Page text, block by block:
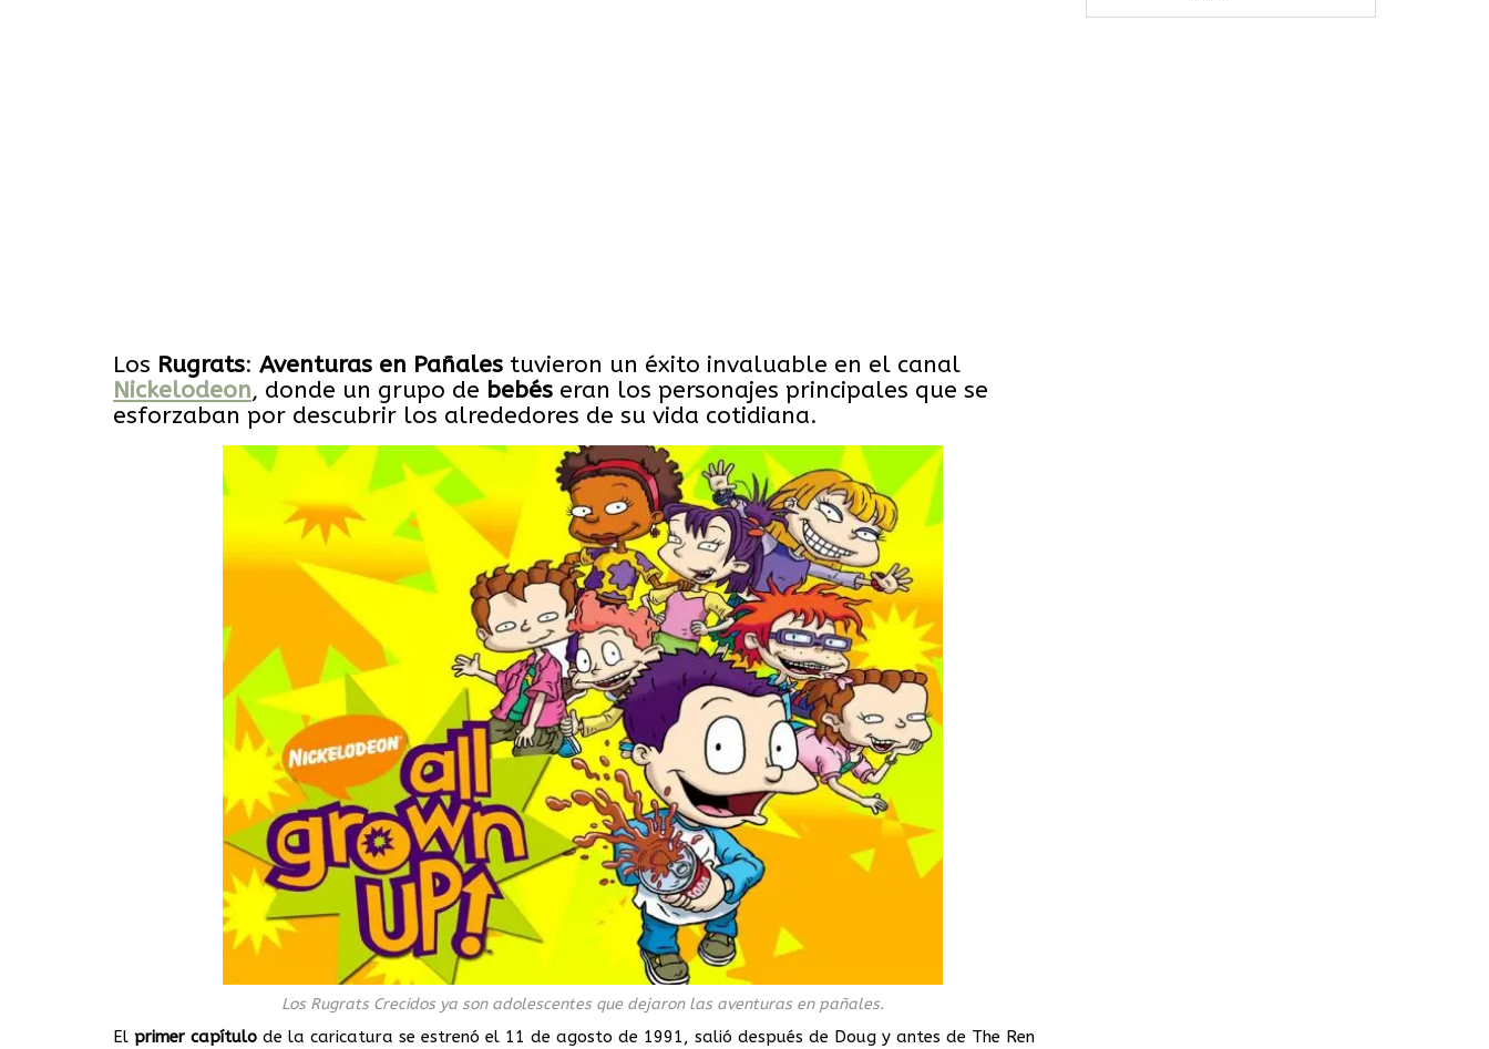
Los Rugrats: Aventuras en Pañales tuvieron un éxito invaluable en el canal
Nickelodeon, donde un grupo de bebés eran los personajes principales que se
esforzaban por descubrir los alrededores de su vida cotidiana.
Los Rugrats Crecidos ya son adolescentes que dejaron las aventuras en pañales.
El primer capítulo de la caricatura se estrenó el 11 de agosto de 1991, salió después de Doug y antes de The Ren